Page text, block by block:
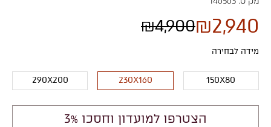
₪4,900₪2,940
מידה לבחירה
150X80
230X160
290X200
הצטרפו למועדון וחסכו 3%